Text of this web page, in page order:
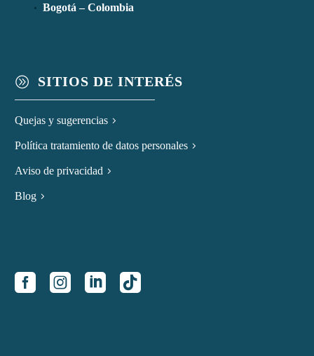
Bogotá – Colombia
A SITIOS DE INTERÉS
Quejas y sugerencias
Política tratamiento de datos personales
Aviso de privacidad
Blog